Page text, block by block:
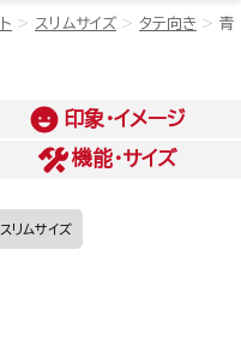
スリムサイズ タテ向き
青
印象・イメージ
機能・サイズ
スリムサイズ